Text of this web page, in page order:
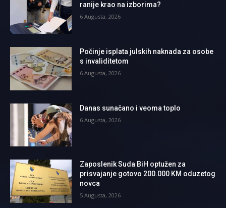
ranije krao na izborima?
6 Augusta, 2026
Počinje isplata julskih naknada za osobe
s invaliditetom
6 Augusta, 2026
Danas sunačano i veoma toplo
6 Augusta, 2026
Zaposlenik Suda BiH optužen za
prisvajanje gotovo 200.000 KM oduzetog
novca
5 Augusta, 2026